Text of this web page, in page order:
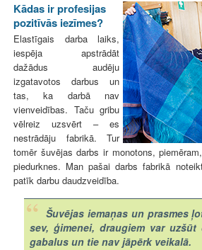
Kādas ir profesijas
pozitīvās iezīmes?
Elastīgais darba laiks,
iespēja apstrādāt
dažādus audēju
izgatavotos darbus un
tas, ka darbā nav
vienveidības. Taču gribu
vēlreiz uzsvērt – es
nestrādāju fabrikā. Tur
tomēr šuvējas darbs ir monotons,
piedurknes. Man pašai darbs fabrikā
patīk darbu daudzveidība.
Šuvējas iemaņas un prasmes
sev, ģimenei, draugiem var uzšūt
gabalus un tie nav jāpērk veikalā.